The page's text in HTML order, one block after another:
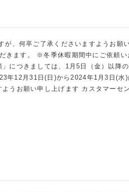
が、何卒ご了承くださいますようお
ます。 ※冬季休暇期間中にご依頼い
につきましては、1月5日（金）以降
年12月31日(日)から2024年1月3日(水
うお願い申し上げます カスタマー